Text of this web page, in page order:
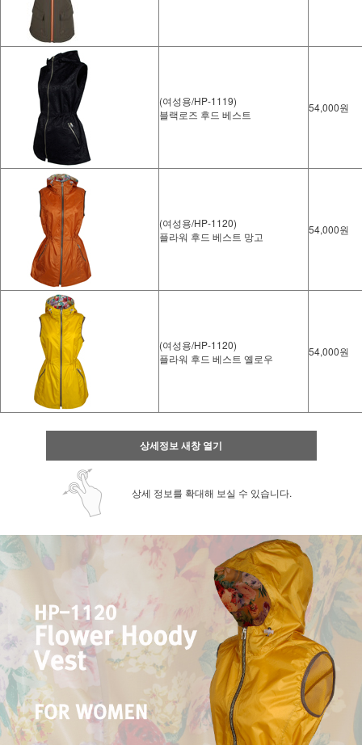
(여성용/HP-1119)
블랙로즈 후드 베스트
54,000원
(여성용/HP-1120)
플라워 후드 베스트 망고
54,000원
(여성용/HP-1120)
플라워 후드 베스트 옐로우
54,000원
상세정보 새창 열기
상세 정보를 확대해 보실 수 있습니다.